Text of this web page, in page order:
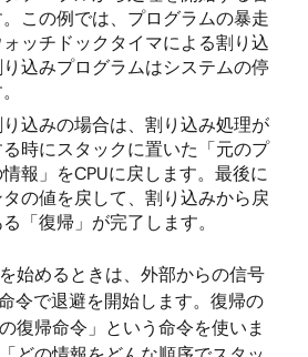
この例では、プログラムの暴走
ッチドックタイマによる割り込
込みプログラムはシステムの停
込みの場合は、割り込み処理が
時にスタックに置いた「元のプ
報」をCPUに戻します。最後に
の値を戻して、割り込みから戻
「復帰」が完了します。
始めるときは、外部からの信号
令で退避を開始します。復帰の
復帰命令」という命令を使いま